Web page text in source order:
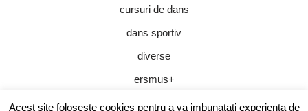
cursuri de dans
dans sportiv
diverse
ersmus+
parteneri de dans
Acest site foloseste cookies pentru a va imbunatati experienta de